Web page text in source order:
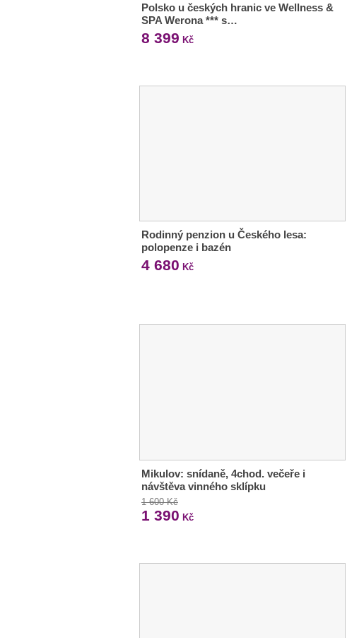
Polsko u českých hranic ve Wellness &
SPA Werona *** s…
8 399 Kč
Rodinný penzion u Českého lesa:
polopenze i bazén
4 680 Kč
Mikulov: snídaně, 4chod. večeře i
návštěva vinného sklípku
1 600 Kč
1 390 Kč